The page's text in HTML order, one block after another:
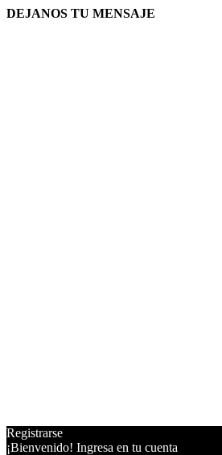
DEJANOS TU MENSAJE
Registrarse
¡Bienvenido! Ingresa en tu cuenta